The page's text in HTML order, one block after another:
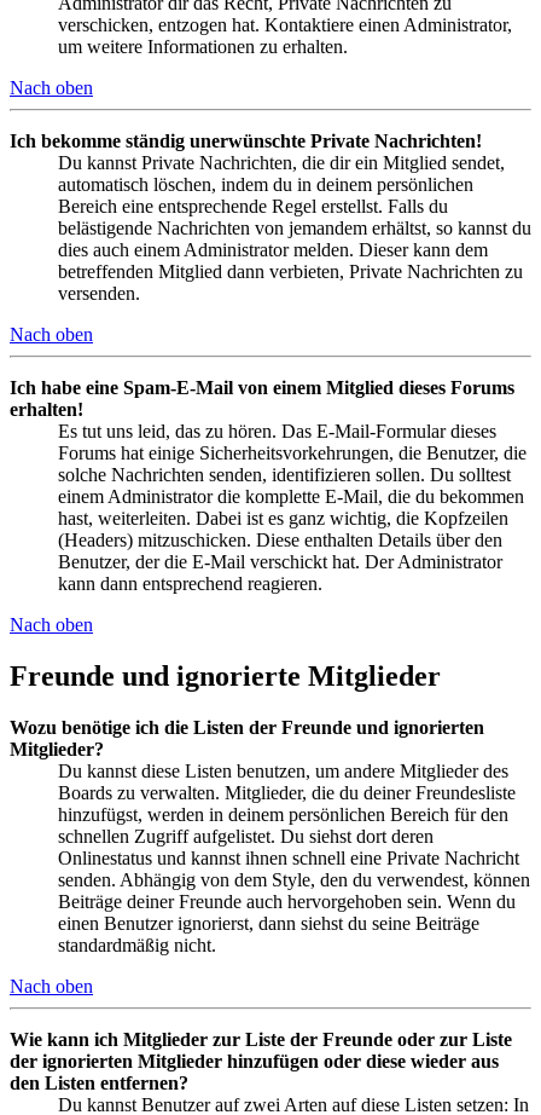
verschicken, entzogen hat. Kontaktiere einen Administrator,
um weitere Informationen zu erhalten.
Nach oben
Ich bekomme ständig unerwünschte Private Nachrichten!
Du kannst Private Nachrichten, die dir ein Mitglied sendet,
automatisch löschen, indem du in deinem persönlichen
Bereich eine entsprechende Regel erstellst. Falls du
belästigende Nachrichten von jemandem erhältst, so kannst du
dies auch einem Administrator melden. Dieser kann dem
betreffenden Mitglied dann verbieten, Private Nachrichten zu
versenden.
Nach oben
Ich habe eine Spam-E-Mail von einem Mitglied dieses Forums
erhalten!
Es tut uns leid, das zu hören. Das E-Mail-Formular dieses
Forums hat einige Sicherheitsvorkehrungen, die Benutzer, die
solche Nachrichten senden, identifizieren sollen. Du solltest
einem Administrator die komplette E-Mail, die du bekommen
hast, weiterleiten. Dabei ist es ganz wichtig, die Kopfzeilen
(Headers) mitzuschicken. Diese enthalten Details über den
Benutzer, der die E-Mail verschickt hat. Der Administrator
kann dann entsprechend reagieren.
Nach oben
Freunde und ignorierte Mitglieder
Wozu benötige ich die Listen der Freunde und ignorierten
Mitglieder?
Du kannst diese Listen benutzen, um andere Mitglieder des
Boards zu verwalten. Mitglieder, die du deiner Freundesliste
hinzufügst, werden in deinem persönlichen Bereich für den
schnellen Zugriff aufgelistet. Du siehst dort deren
Onlinestatus und kannst ihnen schnell eine Private Nachricht
senden. Abhängig von dem Style, den du verwendest, können
Beiträge deiner Freunde auch hervorgehoben sein. Wenn du
einen Benutzer ignorierst, dann siehst du seine Beiträge
standardmäßig nicht.
Nach oben
Wie kann ich Mitglieder zur Liste der Freunde oder zur Liste
der ignorierten Mitglieder hinzufügen oder diese wieder aus
den Listen entfernen?
Du kannst Benutzer auf zwei Arten auf diese Listen setzen: In